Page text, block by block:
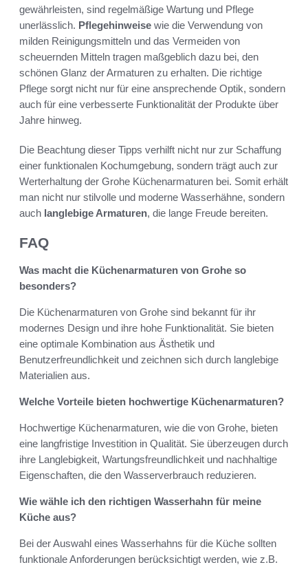
gewährleisten, sind regelmäßige Wartung und Pflege
unerlässlich. Pflegehinweise wie die Verwendung von
milden Reinigungsmitteln und das Vermeiden von
scheuernden Mitteln tragen maßgeblich dazu bei, den
schönen Glanz der Armaturen zu erhalten. Die richtige
Pflege sorgt nicht nur für eine ansprechende Optik, sondern
auch für eine verbesserte Funktionalität der Produkte über
Jahre hinweg.
Die Beachtung dieser Tipps verhilft nicht nur zur Schaffung
einer funktionalen Kochumgebung, sondern trägt auch zur
Werterhaltung der Grohe Küchenarmaturen bei. Somit erhält
man nicht nur stilvolle und moderne Wasserhähne, sondern
auch langlebige Armaturen, die lange Freude bereiten.
FAQ
Was macht die Küchenarmaturen von Grohe so
besonders?
Die Küchenarmaturen von Grohe sind bekannt für ihr
modernes Design und ihre hohe Funktionalität. Sie bieten
eine optimale Kombination aus Ästhetik und
Benutzerfreundlichkeit und zeichnen sich durch langlebige
Materialien aus.
Welche Vorteile bieten hochwertige Küchenarmaturen?
Hochwertige Küchenarmaturen, wie die von Grohe, bieten
eine langfristige Investition in Qualität. Sie überzeugen durch
ihre Langlebigkeit, Wartungsfreundlichkeit und nachhaltige
Eigenschaften, die den Wasserverbrauch reduzieren.
Wie wähle ich den richtigen Wasserhahn für meine
Küche aus?
Bei der Auswahl eines Wasserhahns für die Küche sollten
funktionale Anforderungen berücksichtigt werden, wie z.B.